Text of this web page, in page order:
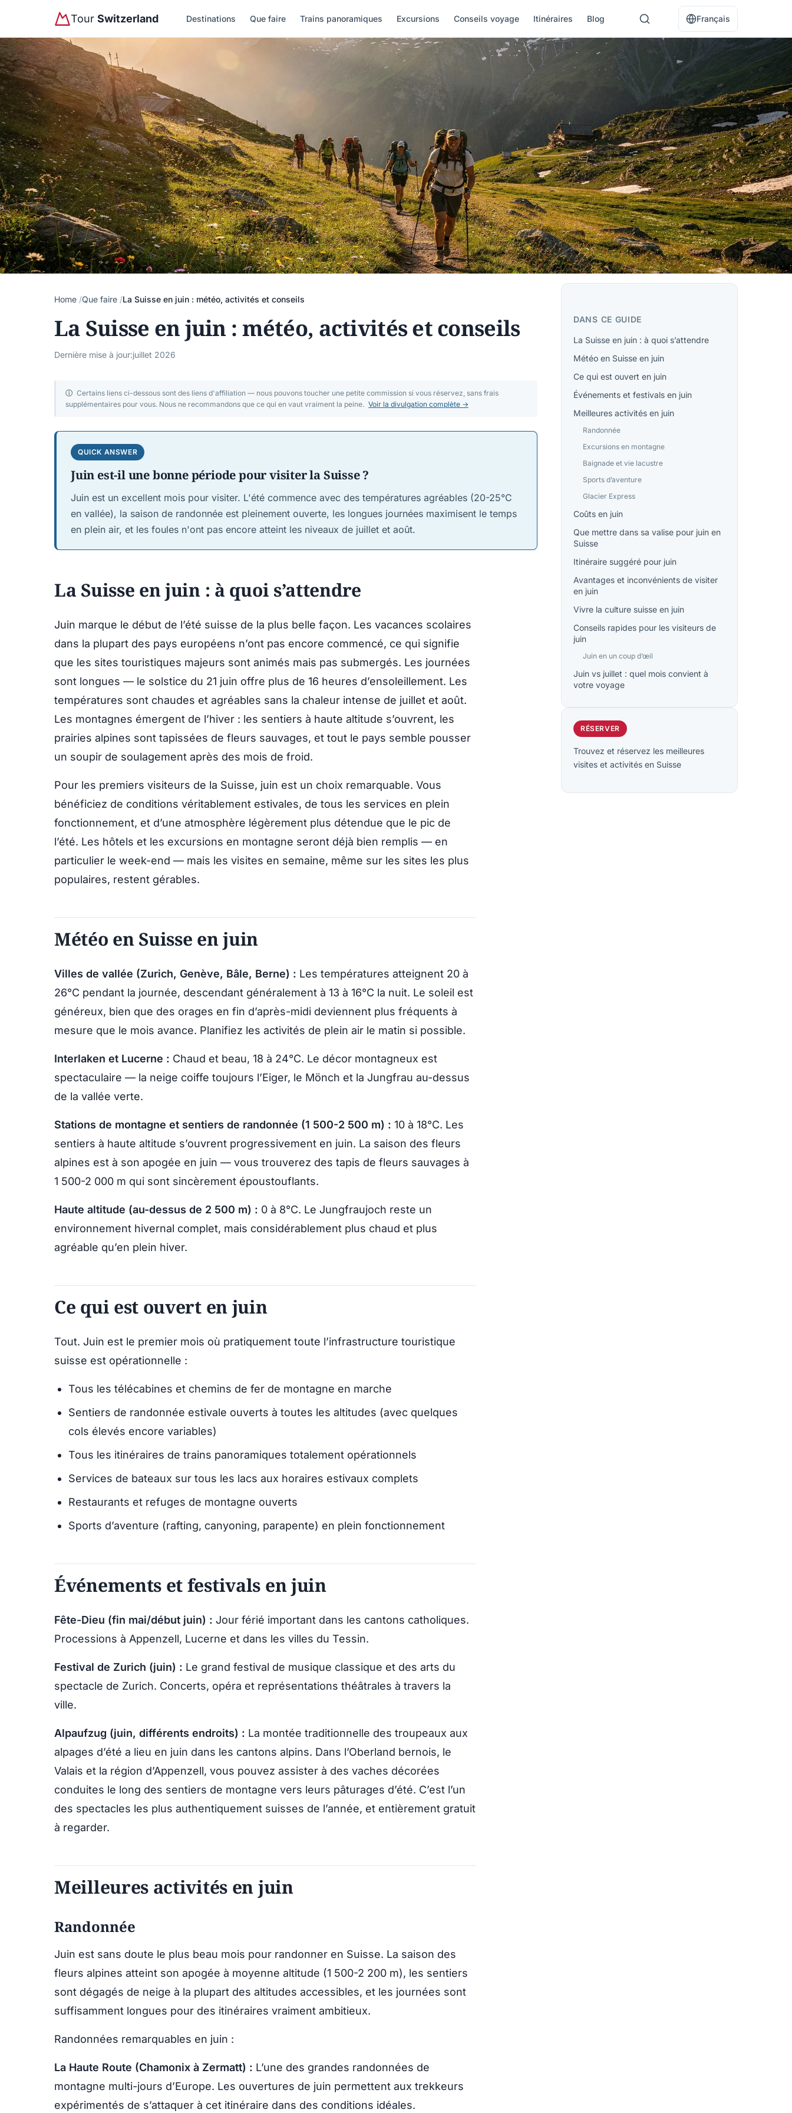
Tour Switzerland Destinations Que faire Trains panoramiques Excursions Conseils voyage Itinéraires Blog Français
Home Que faire La Suisse en juin : météo, activités et conseils
La Suisse en juin : météo, activités et conseils
Dernière mise à jour:juillet 2026
ⓘ Certains liens ci-dessous sont des liens d'affiliation — nous pouvons toucher une petite commission si vous réservez, sans frais
supplémentaires pour vous. Nous ne recommandons que ce qui en vaut vraiment la peine. Voir la divulgation complète →
QUICK ANSWER
Juin est-il une bonne période pour visiter la Suisse ?
Juin est un excellent mois pour visiter. L'été commence avec des températures agréables (20-25°C
en vallée), la saison de randonnée est pleinement ouverte, les longues journées maximisent le temps
en plein air, et les foules n'ont pas encore atteint les niveaux de juillet et août.
La Suisse en juin : à quoi s’attendre
Juin marque le début de l’été suisse de la plus belle façon. Les vacances scolaires
dans la plupart des pays européens n’ont pas encore commencé, ce qui signifie
que les sites touristiques majeurs sont animés mais pas submergés. Les journées
sont longues — le solstice du 21 juin offre plus de 16 heures d’ensoleillement. Les
températures sont chaudes et agréables sans la chaleur intense de juillet et août.
Les montagnes émergent de l’hiver : les sentiers à haute altitude s’ouvrent, les
prairies alpines sont tapissées de fleurs sauvages, et tout le pays semble pousser
un soupir de soulagement après des mois de froid.
Pour les premiers visiteurs de la Suisse, juin est un choix remarquable. Vous
bénéficiez de conditions véritablement estivales, de tous les services en plein
fonctionnement, et d’une atmosphère légèrement plus détendue que le pic de
l’été. Les hôtels et les excursions en montagne seront déjà bien remplis — en
particulier le week-end — mais les visites en semaine, même sur les sites les plus
populaires, restent gérables.
Météo en Suisse en juin
Villes de vallée (Zurich, Genève, Bâle, Berne) : Les températures atteignent 20 à
26°C pendant la journée, descendant généralement à 13 à 16°C la nuit. Le soleil est
généreux, bien que des orages en fin d’après-midi deviennent plus fréquents à
mesure que le mois avance. Planifiez les activités de plein air le matin si possible.
Interlaken et Lucerne : Chaud et beau, 18 à 24°C. Le décor montagneux est
spectaculaire — la neige coiffe toujours l’Eiger, le Mönch et la Jungfrau au-dessus
de la vallée verte.
Stations de montagne et sentiers de randonnée (1 500-2 500 m) : 10 à 18°C. Les
sentiers à haute altitude s’ouvrent progressivement en juin. La saison des fleurs
alpines est à son apogée en juin — vous trouverez des tapis de fleurs sauvages à
1 500-2 000 m qui sont sincèrement époustouflants.
Haute altitude (au-dessus de 2 500 m) : 0 à 8°C. Le Jungfraujoch reste un
environnement hivernal complet, mais considérablement plus chaud et plus
agréable qu’en plein hiver.
Ce qui est ouvert en juin
Tout. Juin est le premier mois où pratiquement toute l’infrastructure touristique
suisse est opérationnelle :
Tous les télécabines et chemins de fer de montagne en marche
Sentiers de randonnée estivale ouverts à toutes les altitudes (avec quelques
cols élevés encore variables)
Tous les itinéraires de trains panoramiques totalement opérationnels
Services de bateaux sur tous les lacs aux horaires estivaux complets
Restaurants et refuges de montagne ouverts
Sports d’aventure (rafting, canyoning, parapente) en plein fonctionnement
Événements et festivals en juin
Fête-Dieu (fin mai/début juin) : Jour férié important dans les cantons catholiques.
Processions à Appenzell, Lucerne et dans les villes du Tessin.
Festival de Zurich (juin) : Le grand festival de musique classique et des arts du
spectacle de Zurich. Concerts, opéra et représentations théâtrales à travers la
ville.
Alpaufzug (juin, différents endroits) : La montée traditionnelle des troupeaux aux
alpages d’été a lieu en juin dans les cantons alpins. Dans l’Oberland bernois, le
Valais et la région d’Appenzell, vous pouvez assister à des vaches décorées
conduites le long des sentiers de montagne vers leurs pâturages d’été. C’est l’un
des spectacles les plus authentiquement suisses de l’année, et entièrement gratuit
à regarder.
Meilleures activités en juin
Randonnée
Juin est sans doute le plus beau mois pour randonner en Suisse. La saison des
fleurs alpines atteint son apogée à moyenne altitude (1 500-2 200 m), les sentiers
sont dégagés de neige à la plupart des altitudes accessibles, et les journées sont
suffisamment longues pour des itinéraires vraiment ambitieux.
Randonnées remarquables en juin :
La Haute Route (Chamonix à Zermatt) : L’une des grandes randonnées de
montagne multi-jours d’Europe. Les ouvertures de juin permettent aux trekkeurs
expérimentés de s’attaquer à cet itinéraire dans des conditions idéales.
DANS CE GUIDE
La Suisse en juin : à quoi s’attendre
Météo en Suisse en juin
Ce qui est ouvert en juin
Événements et festivals en juin
Meilleures activités en juin
Randonnée
Excursions en montagne
Baignade et vie lacustre
Sports d’aventure
Glacier Express
Coûts en juin
Que mettre dans sa valise pour juin en
Suisse
Itinéraire suggéré pour juin
Avantages et inconvénients de visiter
en juin
Vivre la culture suisse en juin
Conseils rapides pour les visiteurs de
juin
Juin en un coup d’œil
Juin vs juillet : quel mois convient à
votre voyage
RÉSERVER
Trouvez et réservez les meilleures
visites et activités en Suisse